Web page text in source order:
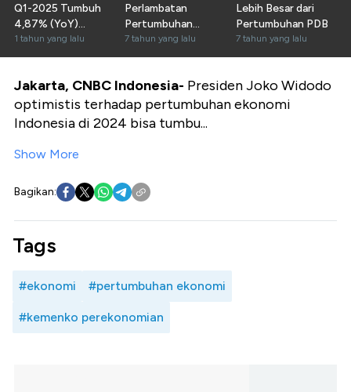
Q1-2025 Tumbuh
4,87% (YoY)
Terendah Sejak
Covid-19
1 tahun yang lalu
Perlambatan
Pertumbuhan
Ekonomi Global
7 tahun yang lalu
Lebih Besar dari
Pertumbuhan PDB
7 tahun yang lalu
Jakarta, CNBC Indonesia- Presiden Joko Widodo
optimistis terhadap pertumbuhan ekonomi
Indonesia di 2024 bisa tumbu...
Show More
Bagikan:
Tags
#ekonomi #pertumbuhan ekonomi
#kemenko perekonomian